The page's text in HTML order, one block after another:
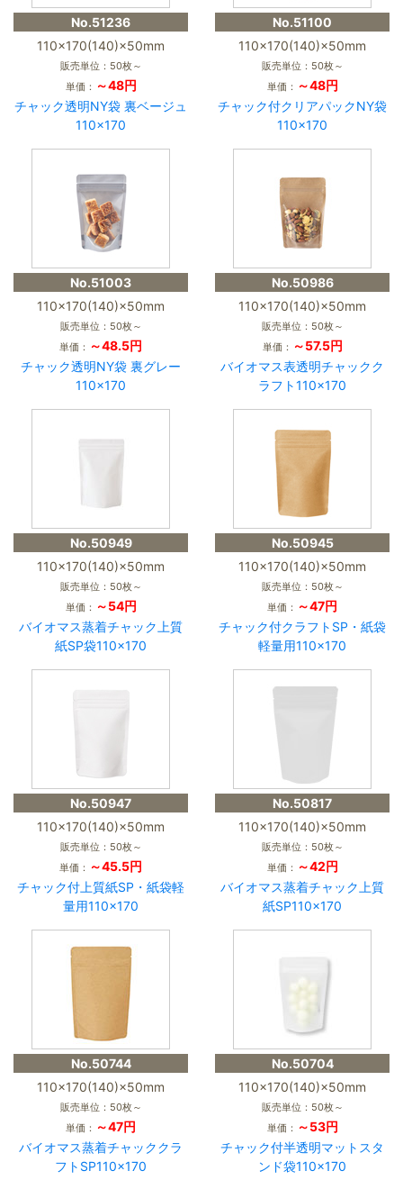
No.51236
110×170(140)×50mm
販売単位：50枚～
単価： ～48円
チャック透明NY袋 裏ベージュ
110×170
No.51100
110×170(140)×50mm
販売単位：50枚～
単価： ～48円
チャック付クリアパックNY袋
110×170
No.51003
110×170(140)×50mm
販売単位：50枚～
単価： ～48.5円
チャック透明NY袋 裏グレー
110×170
No.50986
110×170(140)×50mm
販売単位：50枚～
単価： ～57.5円
バイオマス表透明チャックク
ラフト110×170
No.50949
110×170(140)×50mm
販売単位：50枚～
単価： ～54円
バイオマス蒸着チャック上質
紙SP袋110×170
No.50945
110×170(140)×50mm
販売単位：50枚～
単価： ～47円
チャック付クラフトSP・紙袋
軽量用110×170
No.50947
110×170(140)×50mm
販売単位：50枚～
単価： ～45.5円
チャック付上質紙SP・紙袋軽
量用110×170
No.50817
110×170(140)×50mm
販売単位：50枚～
単価： ～42円
バイオマス蒸着チャック上質
紙SP110×170
No.50744
110×170(140)×50mm
販売単位：50枚～
単価： ～47円
バイオマス蒸着チャッククラ
フトSP110×170
No.50704
110×170(140)×50mm
販売単位：50枚～
単価： ～53円
チャック付半透明マットスタ
ンド袋110×170